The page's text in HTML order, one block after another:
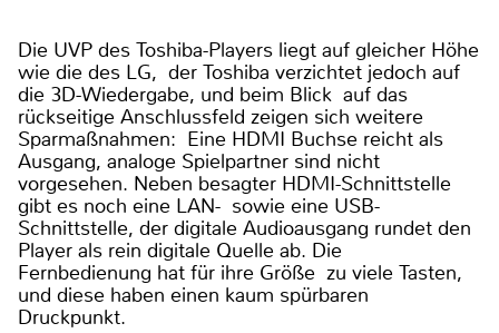
Die UVP des Toshiba-Players liegt auf gleicher Höhe
wie die des LG, der Toshiba verzichtet jedoch auf
die 3D-Wiedergabe, und beim Blick auf das
rückseitige Anschlussfeld zeigen sich weitere
Sparmaßnahmen: Eine HDMI Buchse reicht als
Ausgang, analoge Spielpartner sind nicht
vorgesehen. Neben besagter HDMI-Schnittstelle
gibt es noch eine LAN- sowie eine USB-
Schnittstelle, der digitale Audioausgang rundet den
Player als rein digitale Quelle ab. Die
Fernbedienung hat für ihre Größe zu viele Tasten,
und diese haben einen kaum spürbaren
Druckpunkt.